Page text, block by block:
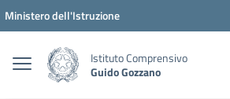
Vai ai contenuti
Vai al menu di navigazione
Vai al footer
Ministero dell'Istruzione
Istituto Comprensivo
Guido Gozzano